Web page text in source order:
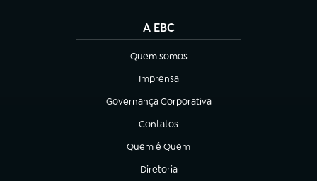
A EBC
Quem somos
(abre em nova aba)
Imprensa
(abre em nova aba)
Governança Corporativa
(abre em nova aba)
Contatos
(abre em nova aba)
Quem é Quem
(abre em nova aba)
Diretoria
(abre em nova aba)